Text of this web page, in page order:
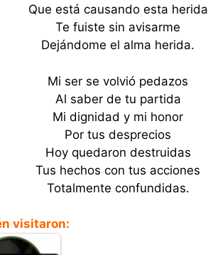
Que está causando esta herida
Te fuiste sin avisarme
Dejándome el alma herida.
Mi ser se volvió pedazos
Al saber de tu partida
Mi dignidad y mi honor
Por tus desprecios
Hoy quedaron destruidas
Tus hechos con tus acciones
Totalmente confundidas.
visitaron: